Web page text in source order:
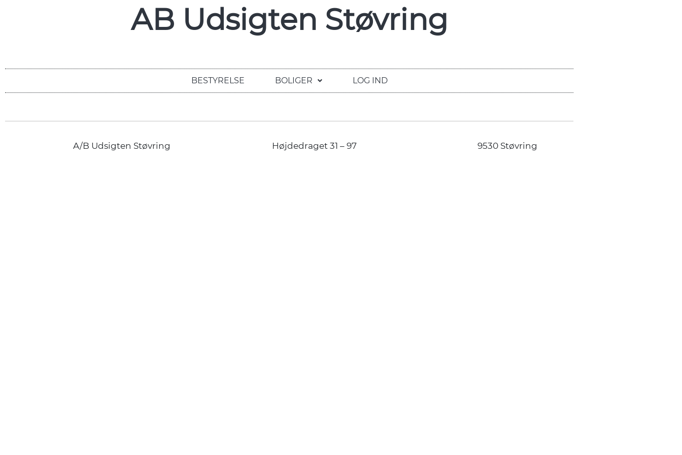
AB Udsigten Støvring
BESTYRELSE BOLIGER LOG IND
A/B Udsigten Støvring Højdedraget 31 – 97 9530 Støvring